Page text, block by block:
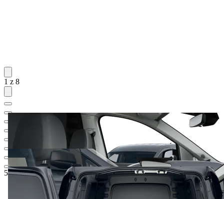
1 z 8
598 130 Kč1